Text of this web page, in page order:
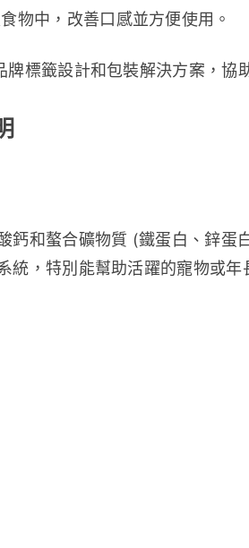
物中，改善口感並方便使用。
標籤設計和包裝解決方案，協
鈣和螯合礦物質 (鐵蛋白、鋅蛋
統，特別能幫助活躍的寵物或年